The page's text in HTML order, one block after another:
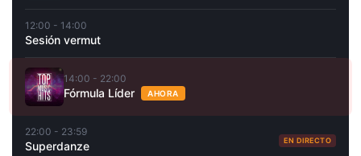
12:00 - 14:00
Sesión vermut
14:00 - 22:00
Fórmula Líder AHORA
22:00 - 23:59
Superdanze EN DIRECTO